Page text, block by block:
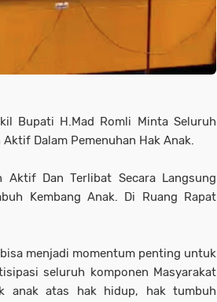
Bupati H.Mad Romli Minta Seluruh
Dalam Pemenuhan Hak Anak.
Aktif Dan Terlibat Secara Langsung
Kembang Anak. Di Ruang Rapat
menjadi momentum penting untuk
seluruh komponen Masyarakat
anak atas hak hidup, hak tumbuh